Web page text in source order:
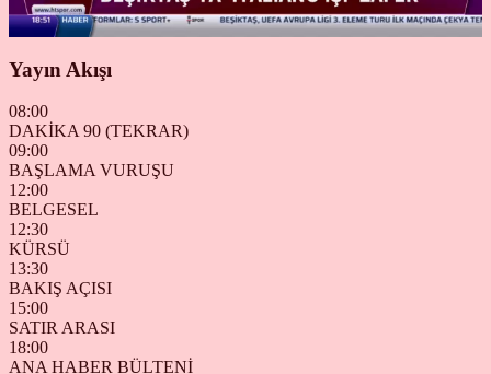
Yayın Akışı
08:00
DAKİKA 90 (TEKRAR)
09:00
BAŞLAMA VURUŞU
12:00
BELGESEL
12:30
KÜRSÜ
13:30
BAKIŞ AÇISI
15:00
SATIR ARASI
18:00
ANA HABER BÜLTENİ